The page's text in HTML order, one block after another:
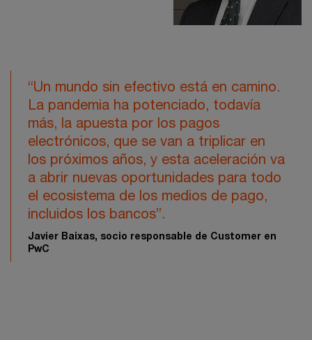
“Un mundo sin efectivo está en camino.
La pandemia ha potenciado, todavía
más, la apuesta por los pagos
electrónicos, que se van a triplicar en
los próximos años, y esta aceleración va
a abrir nuevas oportunidades para todo
el ecosistema de los medios de pago,
incluidos los bancos”.
Javier Baixas, socio responsable de Customer en
PwC